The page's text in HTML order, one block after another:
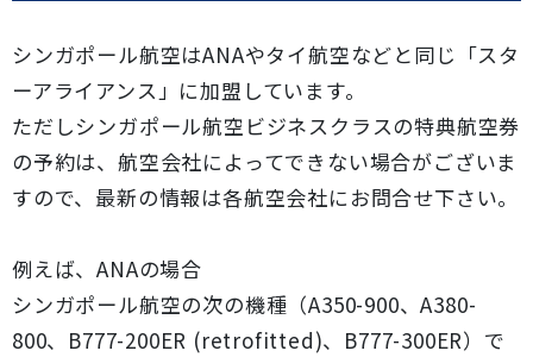
シンガポール航空はANAやタイ航空などと同じ「スタ
ーアライアンス」に加盟しています。
ただしシンガポール航空ビジネスクラスの特典航空券
の予約は、航空会社によってできない場合がございま
すので、最新の情報は各航空会社にお問合せ下さい。
例えば、ANAの場合
シンガポール航空の次の機種（A350-900、A380-
800、B777-200ER (retrofitted)、B777-300ER）で